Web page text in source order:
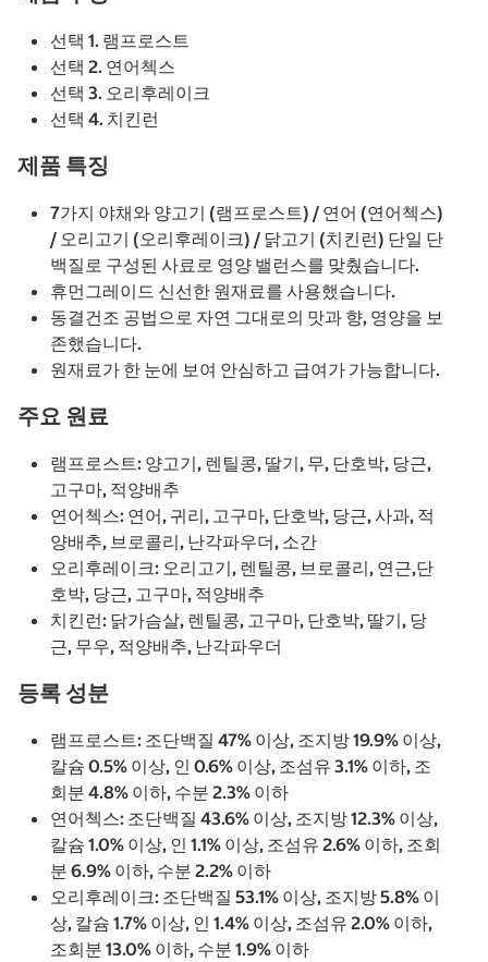
선택 1. 램프로스트
선택 2. 연어첵스
선택 3. 오리후레이크
선택 4. 치킨런
제품 특징
7가지 야채와 양고기 (램프로스트) / 연어 (연어첵스)
/ 오리고기 (오리후레이크) / 닭고기 (치킨런) 단일 단
백질로 구성된 사료로 영양 밸런스를 맞췄습니다.
휴먼그레이드 신선한 원재료를 사용했습니다.
동결건조 공법으로 자연 그대로의 맛과 향, 영양을 보
존했습니다.
원재료가 한 눈에 보여 안심하고 급여가 가능합니다.
주요 원료
램프로스트: 양고기, 렌틸콩, 딸기, 무, 단호박, 당근,
고구마, 적양배추
연어첵스: 연어, 귀리, 고구마, 단호박, 당근, 사과, 적
양배추, 브로콜리, 난각파우더, 소간
오리후레이크: 오리고기, 렌틸콩, 브로콜리, 연근,단
호박, 당근, 고구마, 적양배추
치킨런: 닭가슴살, 렌틸콩, 고구마, 단호박, 딸기, 당
근, 무우, 적양배추, 난각파우더
등록 성분
램프로스트: 조단백질 47% 이상, 조지방 19.9% 이상,
칼슘 0.5% 이상, 인 0.6% 이상, 조섬유 3.1% 이하, 조
회분 4.8% 이하, 수분 2.3% 이하
연어첵스: 조단백질 43.6% 이상, 조지방 12.3% 이상,
칼슘 1.0% 이상, 인 1.1% 이상, 조섬유 2.6% 이하, 조회
분 6.9% 이하, 수분 2.2% 이하
오리후레이크: 조단백질 53.1% 이상, 조지방 5.8% 이
상, 칼슘 1.7% 이상, 인 1.4% 이상, 조섬유 2.0% 이하,
조회분 13.0% 이하, 수분 1.9% 이하